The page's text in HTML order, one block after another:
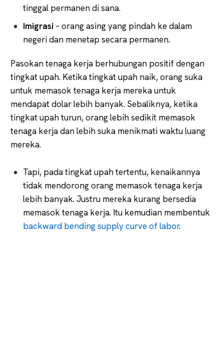
tinggal permanen di sana.
Imigrasi – orang asing yang pindah ke dalam
negeri dan menetap secara permanen.
Pasokan tenaga kerja berhubungan positif dengan
tingkat upah. Ketika tingkat upah naik, orang suka
untuk memasok tenaga kerja mereka untuk
mendapat dolar lebih banyak. Sebaliknya, ketika
tingkat upah turun, orang lebih sedikit memasok
tenaga kerja dan lebih suka menikmati waktu luang
mereka.
Tapi, pada tingkat upah tertentu, kenaikannya
tidak mendorong orang memasok tenaga kerja
lebih banyak. Justru mereka kurang bersedia
memasok tenaga kerja. Itu kemudian membentuk
backward bending supply curve of labor.